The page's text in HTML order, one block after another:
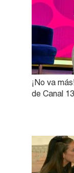
¡No va
de Canal